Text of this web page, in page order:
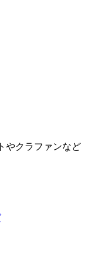
やクラファンなど